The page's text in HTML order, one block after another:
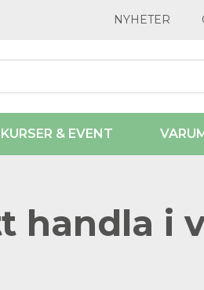
NYHETER
KURSER & EVENT
handla i